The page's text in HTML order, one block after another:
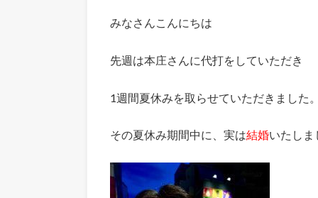
みなさんこんにちは
先週は本庄さんに代打をしていただき
1週間夏休みを取らせていただきました。
その夏休み期間中に、実は結婚いたしま